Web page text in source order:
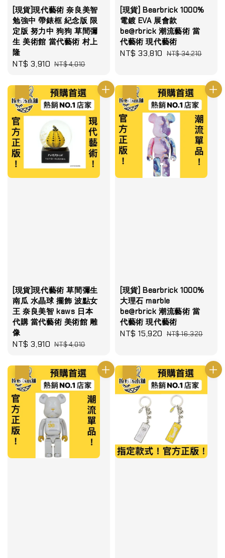
[現貨]現代藝術 奈良美智
勉強中 帶錶框 紀念版 限
定版 努力中 狗狗 草間彌
生 美術館 當代藝術 村上
隆
Sale
NT$ 3,910 Regular
NT$ 4,010
[現貨] Bearbrick 1000%
電鍍 EVA 展會款
be@rbrick 潮流藝術 當
代藝術 現代藝術
Sale
NT$ 33,810 Regular
NT$ 34,210
[現貨]現代藝術 草間彌生
南瓜 水晶球 擺飾 波點女
王 奈良美智 kaws 日本
代購 當代藝術 美術館 雕
像
Sale
NT$ 3,910 Regular
NT$ 4,010
[現貨] Bearbrick 1000%
大理石 marble
be@rbrick 潮流藝術 當
代藝術 現代藝術
Sale
NT$ 15,920 Regular
NT$ 16,320